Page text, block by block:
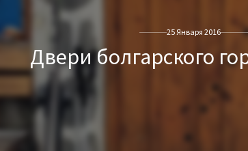
25 Января 2016
Двери болгарского